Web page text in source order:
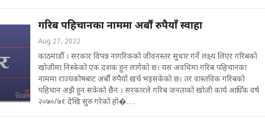
गरिब पहिचानका नाममा अर्बौं रुपैयाँ स्वाहा
Aug 27, 2022
काठमाडौँ । सरकार विपन्न नागरिकको जीवनस्तर सुधार गर्ने लक्ष्य लिएर गरिबको
खोजीमा निस्केको एक दशक हुन लागेको छ। यस अवधिमा गरिब पहिचानका
नाममा राज्यकोषबाट अर्बौं रुपैयाँ खर्च भइसकेको छ। तर वास्तविक गरिबको
पहिचान अझै हुन सकेको छैन । सरकारले गरिब जनताको खोजी कार्य आर्थिक वर्ष
२०७०/७१ देखि सुरु गरेको हो�. . .